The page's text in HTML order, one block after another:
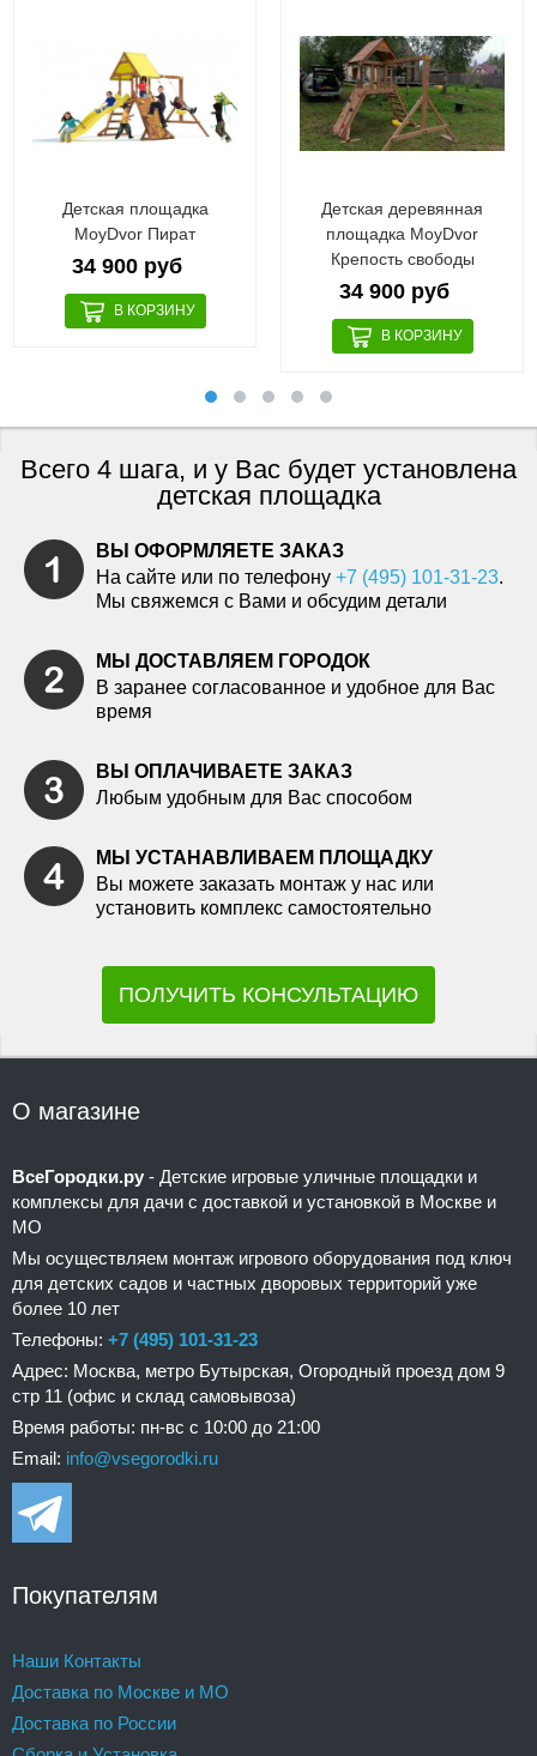
Детская площадка
MoyDvor Пират
34 900 руб
Детская деревянная
площадка MoyDvor
Крепость свободы
34 900 руб
Всего 4 шага, и у Вас будет установлена
детская площадка
ВЫ ОФОРМЛЯЕТЕ ЗАКАЗ
На сайте или по телефону +7 (495) 101-31-23.
Мы свяжемся с Вами и обсудим детали
МЫ ДОСТАВЛЯЕМ ГОРОДОК
В заранее согласованное и удобное для Вас
время
ВЫ ОПЛАЧИВАЕТЕ ЗАКАЗ
Любым удобным для Вас способом
МЫ УСТАНАВЛИВАЕМ ПЛОЩАДКУ
Вы можете заказать монтаж у нас или
установить комплекс самостоятельно
ПОЛУЧИТЬ КОНСУЛЬТАЦИЮ
О магазине
ВсеГородки.ру - Детские игровые уличные площадки и
комплексы для дачи с доставкой и установкой в Москве и
МО
Мы осуществляем монтаж игрового оборудования под ключ
для детских садов и частных дворовых территорий уже
более 10 лет
Телефоны: +7 (495) 101-31-23
Адрес: Москва, метро Бутырская, Огородный проезд дом 9
стр 11 (офис и склад самовывоза)
Время работы: пн-вс с 10:00 до 21:00
Email: info@vsegorodki.ru
Покупателям
Наши Контакты
Доставка по Москве и МО
Доставка по России